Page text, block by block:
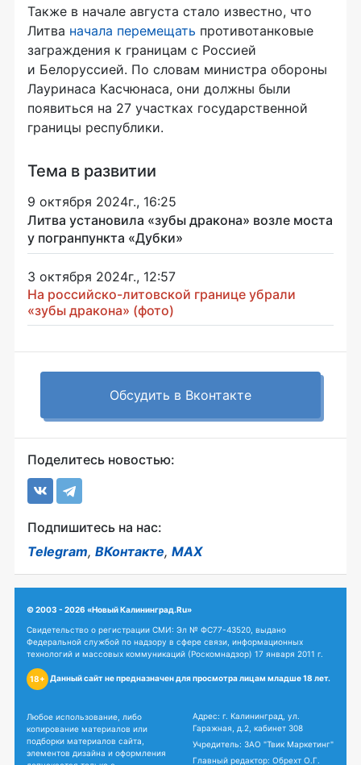
Также в начале августа стало известно, что
Литва начала перемещать противотанковые
заграждения к границам с Россией
и Белоруссией. По словам министра обороны
Лауринаса Касчюнаса, они должны были
появиться на 27 участках государственной
границы республики.
Тема в развитии
9 октября 2024г., 16:25
Литва установила «зубы дракона» возле моста
у погранпункта «Дубки»
3 октября 2024г., 12:57
На российско-литовской границе убрали
«зубы дракона» (фото)
Обсудить в Вконтакте
Поделитесь новостью:
Подпишитесь на нас:
Telegram, ВКонтакте, MAX
© 2003 - 2026 «Новый Калининград.Ru»
Свидетельство о регистрации СМИ: Эл № ФС77-43520, выдано
Федеральной службой по надзору в сфере связи, информационных
технологий и массовых коммуникаций (Роскомнадзор) 17 января 2011 г.
18+ Данный сайт не предназначен для просмотра лицам младше 18 лет.
Любое использование, либо
копирование материалов или
подборки материалов сайта,
элементов дизайна и оформления
Адрес: г. Калининград, ул.
Гаражная, д.2, кабинет 308
Учредитель: ЗАО "Твик Маркетинг"
Главный редактор: Обрехт О.Г.